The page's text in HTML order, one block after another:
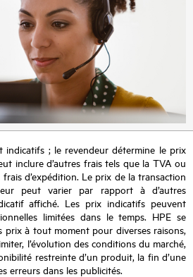
indicatifs ; le revendeur détermine le prix
inclure d’autres frais tels que la TVA ou
d’expédition. Le prix de la transaction
peut varier par rapport à d’autres
affiché. Les prix indicatifs peuvent
limitées dans le temps. HPE se
prix à tout moment pour diverses raisons,
l’évolution des conditions du marché,
restreinte d’un produit, la fin d’une
erreurs dans les publicités.